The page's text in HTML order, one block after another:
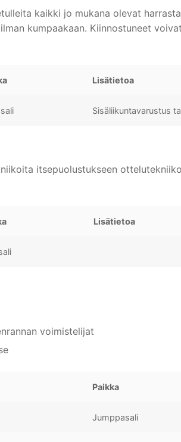
kaikki jo mukana olevat
kumpaakaan. Kiinnostuneet
Lisätietoa
Sisäliikuntavarustus
itsepuolustukseen
Lisätietoa
voimistelijat
Paikka
Jumppasali